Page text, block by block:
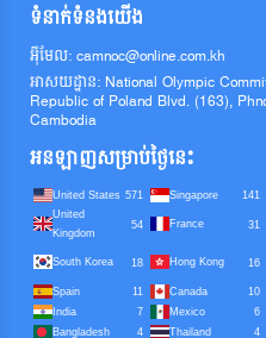
ទំនាក់ទំនងយើង
អ៊ីមែល: camnoc@online.com.kh
អាសយដ្ឋាន: National Olympic
Republic of Poland Blvd. (163),
Cambodia
អនឡាញសម្រាប់ថ្ងៃនេះ
United States 571 Singapore 141
United
Kingdom
54 France 31
South Korea 18 Hong Kong 16
Spain 11 Canada 10
India
7 Mexico 6
Bangladesh
4 Thailand 4